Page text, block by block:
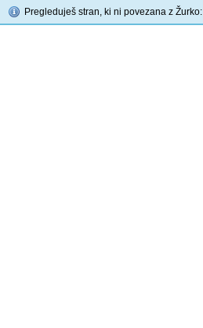
Pregleduješ stran, ki ni povezana z Žurko: